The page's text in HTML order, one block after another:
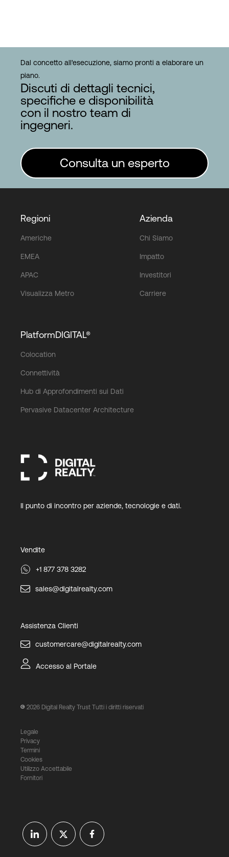
Dal concetto all'esecuzione, siamo pronti a elaborare un
piano.
Discuti di dettagli tecnici,
specifiche e disponibilità
con il nostro team di
ingegneri.
Consulta un esperto
Regioni
Americhe
EMEA
APAC
Visualizza Metro
Azienda
Chi Siamo
Impatto
Investitori
Carriere
PlatformDIGITAL®
Colocation
Connettività
Hub di Approfondimenti sui Dati
Pervasive Datacenter Architecture
Il punto di incontro per aziende, tecnologie e dati.
Vendite
+1 877 378 3282
sales@digitalrealty.com
Assistenza Clienti
customercare@digitalrealty.com
Accesso al Portale
2026 Digital Realty Trust Tutti i diritti riservati
Legale
Privacy
Termini
Cookies
Utilizzo Accettabile
Fornitori